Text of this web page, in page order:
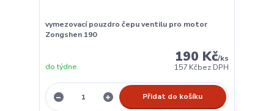
vymezovací pouzdro čepu ventilu pro motor
Zongshen 190
190 Kč/ks
157 Kčbez DPH
do týdne
Přidat do košíku